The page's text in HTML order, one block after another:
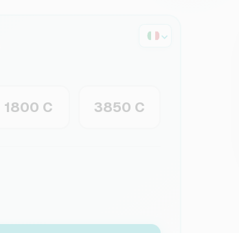
1800 C 3850 C